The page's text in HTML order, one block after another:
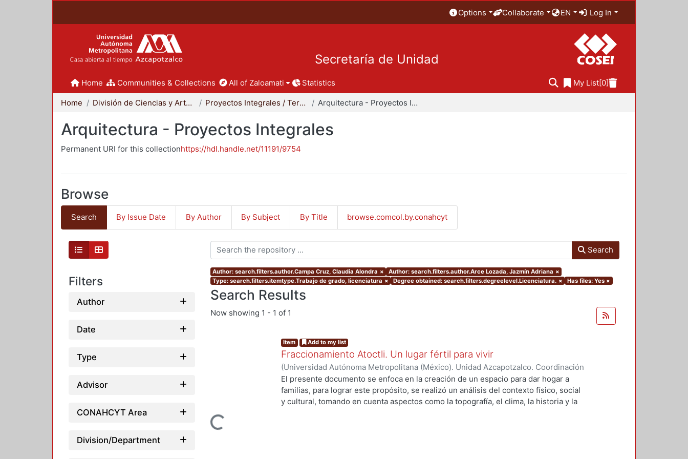
Options Collaborate EN Log In
Secretaría de Unidad
Home Communities & Collections All of Zaloamati Statistics My List[0]
Home División de Ciencias y Artes para el Diseño Proyectos Integrales / Terminales - Licenciatura Arquitectura - Proyectos Integrales
Arquitectura - Proyectos Integrales
Permanent URI for this collectionhttps://hdl.handle.net/11191/9754
Browse
Search By Issue Date By Author By Subject By Title browse.comcol.by.conahcyt
Filters
Author
Date
Type
Advisor
CONAHCYT Area
Division/Department
Search
Author: search.filters.author.Campa Cruz, Claudia Alondra × Author: search.filters.author.Arce Lozada, Jazmín Adriana ×
Type: search.filters.itemtype.Trabajo de grado, licenciatura × Degree obtained: search.filters.degreelevel.Licenciatura. × Has files: Yes ×
Search Results
Now showing 1 - 1 of 1
Loading...
Item Add to my list
Fraccionamiento Atoctli. Un lugar fértil para vivir
(Universidad Autónoma Metropolitana (México). Unidad Azcapotzalco. Coordinación
de Servicios de Información.,2023-06-30)Campa Cruz, Claudia Alondra;Arce
Lozada, Jazmín Adriana; Chávez Jiménez, Marisol
El presente documento se enfoca en la creación de un espacio para dar hogar a
familias, para lograr este propósito, se realizó un análisis del contexto físico, social
y cultural, tomando en cuenta aspectos como la topografía, el clima, la historia y la